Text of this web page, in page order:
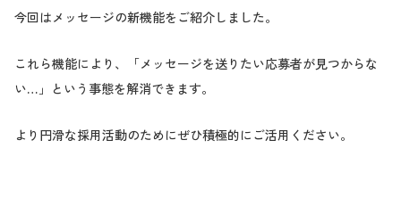
今回はメッセージの新機能をご紹介しました。
これら機能により、「メッセージを送りたい応募者が見つからな
い…」という事態を解消できます。
より円滑な採用活動のためにぜひ積極的にご活用ください。